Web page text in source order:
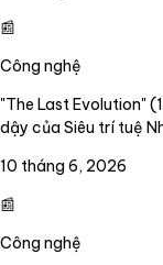
📰
Công nghệ
"The Last Evolution"
dậy của Siêu trí tuệ
10 tháng 6, 2026
📰
Công nghệ